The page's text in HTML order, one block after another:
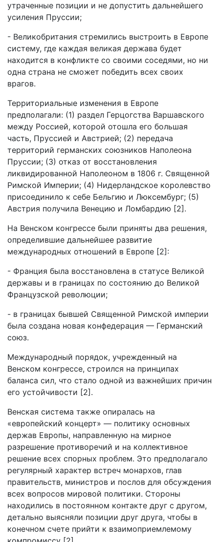
утраченные позиции и не допустить дальнейшего
усиления Пруссии;
- Великобритания стремились выстроить в Европе
систему, где каждая великая держава будет
находится в конфликте со своими соседями, но ни
одна страна не сможет победить всех своих
врагов.
Территориальные изменения в Европе
предполагали: (1) раздел Герцогства Варшавского
между Россией, которой отошла его большая
часть, Пруссией и Австрией; (2) передача
территорий германских союзников Наполеона
Пруссии; (3) отказ от восстановления
ликвидированной Наполеоном в 1806 г. Священной
Римской Империи; (4) Нидерландское королевство
присоединило к себе Бельгию и Люксембург; (5)
Австрия получила Венецию и Ломбардию [2].
На Венском конгрессе были приняты два решения,
определившие дальнейшее развитие
международных отношений в Европе [2]:
- Франция была восстановлена в статусе Великой
державы и в границах по состоянию до Великой
Французской революции;
- в границах бывшей Священной Римской империи
была создана новая конфедерация — Германский
союз.
Международный порядок, учрежденный на
Венском конгрессе, строился на принципах
баланса сил, что стало одной из важнейших причин
его устойчивости [2].
Венская система также опиралась на
«европейский концерт» — политику основных
держав Европы, направленную на мирное
разрешение противоречий и на коллективное
решение всех спорных проблем. Это предполагало
регулярный характер встреч монархов, глав
правительств, министров и послов для обсуждения
всех вопросов мировой политики. Стороны
находились в постоянном контакте друг с другом,
детально выясняли позиции друг друга, чтобы в
конечном счете прийти к взаимоприемлемому